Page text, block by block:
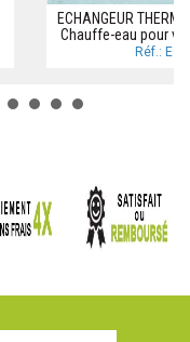
ECHANGEUR
Chauffe-eau pour
Réf.: